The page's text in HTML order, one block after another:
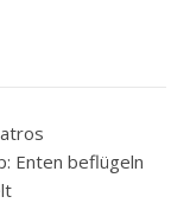
Enten beflügeln